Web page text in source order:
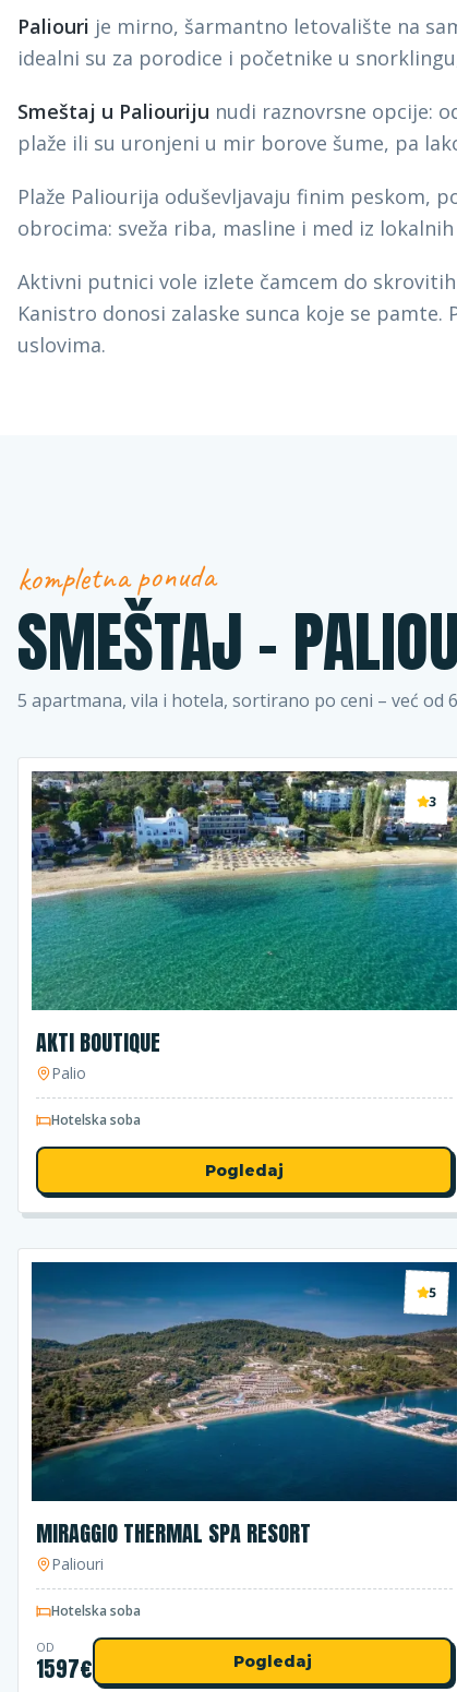
Paliouri je mirno, šarmantno letovalište na
idealni su za porodice i početnike u
Smeštaj u Paliouriju nudi raznovrsne opcije:
plaže ili su uronjeni u mir borove šume, pa
Plaže Paliourija oduševljavaju finim peskom,
obrocima: sveža riba, masline i med iz
Aktivni putnici vole izlete čamcem do
Kanistro donosi zalaske sunca koje se pamte.
uslovima.
kompletna ponuda
SMEŠTAJ –
5 apartmana, vila i hotela, sortirano po ceni – već od
3
AKTI BOUTIQUE
Palio
Hotelska soba
Pogledaj
5
MIRAGGIO THERMAL SPA RESORT
Paliouri
Hotelska soba
OD
1597€ Pogledaj